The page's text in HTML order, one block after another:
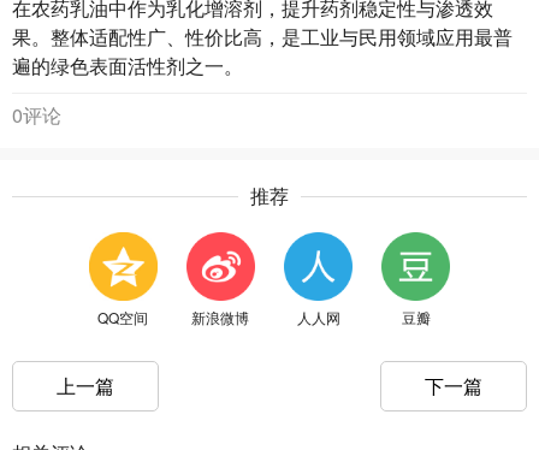
在农药乳油中作为乳化增溶剂，提升药剂稳定性与渗透效
果。整体适配性广、性价比高，是工业与民用领域应用最普
遍的绿色表面活性剂之一。
0评论
推荐
QQ空间 新浪微博 人人网 豆瓣
上一篇 下一篇